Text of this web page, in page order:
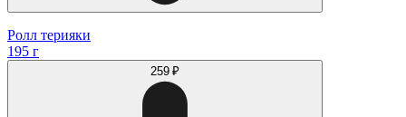
Ролл терияки
195 г
259 ₽